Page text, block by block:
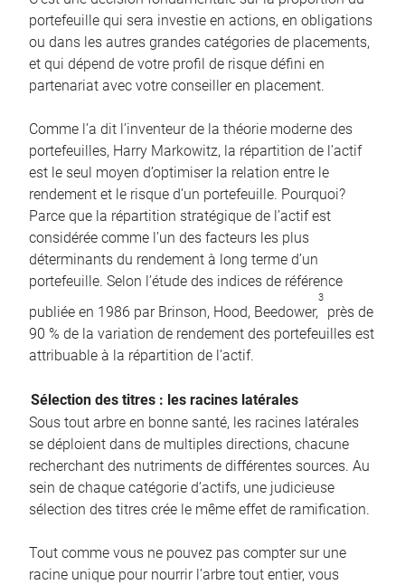
portefeuille qui sera investie en actions, en obligations
ou dans les autres grandes catégories de placements,
et qui dépend de votre profil de risque défini en
partenariat avec votre conseiller en placement.
Comme l’a dit l’inventeur de la théorie moderne des
portefeuilles, Harry Markowitz, la répartition de l’actif
est le seul moyen d’optimiser la relation entre le
rendement et le risque d’un portefeuille. Pourquoi?
Parce que la répartition stratégique de l’actif est
considérée comme l’un des facteurs les plus
déterminants du rendement à long terme d’un
portefeuille. Selon l’étude des indices de référence
publiée en 1986 par Brinson, Hood, Beedower,
3
près de
90 % de la variation de rendement des portefeuilles est
attribuable à la répartition de l’actif.
Sélection des titres : les racines latérales
Sous tout arbre en bonne santé, les racines latérales
se déploient dans de multiples directions, chacune
recherchant des nutriments de différentes sources. Au
sein de chaque catégorie d’actifs, une judicieuse
sélection des titres crée le même effet de ramification.
Tout comme vous ne pouvez pas compter sur une
racine unique pour nourrir l’arbre tout entier, vous